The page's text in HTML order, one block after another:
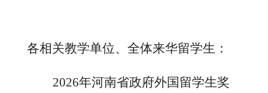
各相关教学单位、全体来华留学生：
2026年河南省政府外国留学生奖